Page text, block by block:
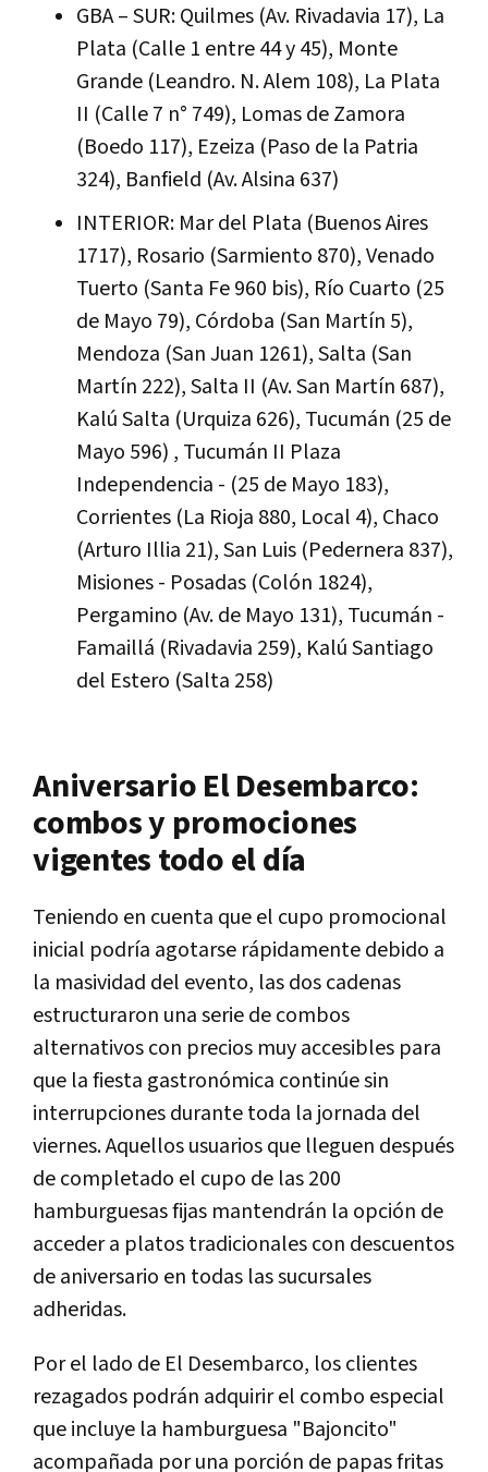
GBA – SUR: Quilmes (Av. Rivadavia 17), La
Plata (Calle 1 entre 44 y 45), Monte
Grande (Leandro. N. Alem 108), La Plata
II (Calle 7 n° 749), Lomas de Zamora
(Boedo 117), Ezeiza (Paso de la Patria
324), Banfield (Av. Alsina 637)
INTERIOR: Mar del Plata (Buenos Aires
1717), Rosario (Sarmiento 870), Venado
Tuerto (Santa Fe 960 bis), Río Cuarto (25
de Mayo 79), Córdoba (San Martín 5),
Mendoza (San Juan 1261), Salta (San
Martín 222), Salta II (Av. San Martín 687),
Kalú Salta (Urquiza 626), Tucumán (25 de
Mayo 596) , Tucumán II Plaza
Independencia - (25 de Mayo 183),
Corrientes (La Rioja 880, Local 4), Chaco
(Arturo Illia 21), San Luis (Pedernera 837),
Misiones - Posadas (Colón 1824),
Pergamino (Av. de Mayo 131), Tucumán -
Famaillá (Rivadavia 259), Kalú Santiago
del Estero (Salta 258)
Aniversario El Desembarco:
combos y promociones
vigentes todo el día
Teniendo en cuenta que el cupo promocional
inicial podría agotarse rápidamente debido a
la masividad del evento, las dos cadenas
estructuraron una serie de combos
alternativos con precios muy accesibles para
que la fiesta gastronómica continúe sin
interrupciones durante toda la jornada del
viernes. Aquellos usuarios que lleguen después
de completado el cupo de las 200
hamburguesas fijas mantendrán la opción de
acceder a platos tradicionales con descuentos
de aniversario en todas las sucursales
adheridas.
Por el lado de El Desembarco, los clientes
rezagados podrán adquirir el combo especial
que incluye la hamburguesa "Bajoncito"
acompañada por una porción de papas fritas